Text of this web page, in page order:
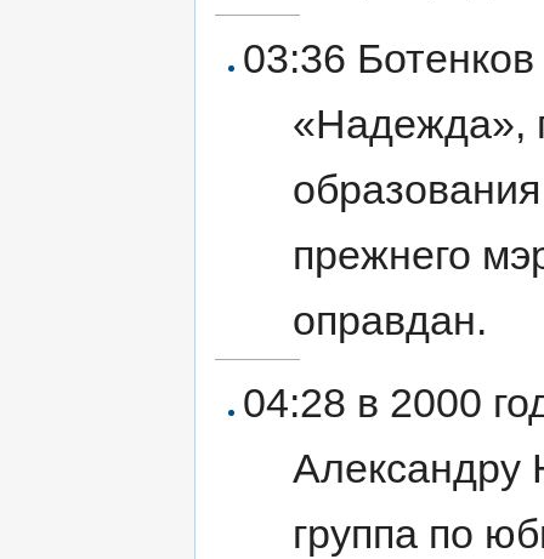
03:36
«Надежда»,
прежнего
оправдан.
04:28 в 2000
Александру
группа по